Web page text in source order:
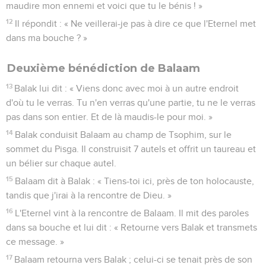
maudire mon ennemi et voici que tu le bénis ! »
12 Il répondit : « Ne veillerai-je pas à dire ce que l'Eternel met
dans ma bouche ? »
Deuxième bénédiction de Balaam
13 Balak lui dit : « Viens donc avec moi à un autre endroit
d'où tu le verras. Tu n'en verras qu'une partie, tu ne le verras
pas dans son entier. Et de là maudis-le pour moi. »
14 Balak conduisit Balaam au champ de Tsophim, sur le
sommet du Pisga. Il construisit 7 autels et offrit un taureau et
un bélier sur chaque autel.
15 Balaam dit à Balak : « Tiens-toi ici, près de ton holocauste,
tandis que j'irai à la rencontre de Dieu. »
16 L'Eternel vint à la rencontre de Balaam. Il mit des paroles
dans sa bouche et lui dit : « Retourne vers Balak et transmets
ce message. »
17 Balaam retourna vers Balak ; celui-ci se tenait près de son